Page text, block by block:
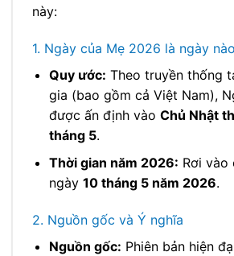
này:
1. Ngày của Mẹ 2026 là ngày
Quy ước: Theo truyền thống
gia (bao gồm cả Việt Nam),
được ấn định vào Chủ Nhật
tháng 5.
Thời gian năm 2026: Rơi vào
ngày 10 tháng 5 năm 2026.
2. Nguồn gốc và Ý nghĩa
Nguồn gốc: Phiên bản hiện